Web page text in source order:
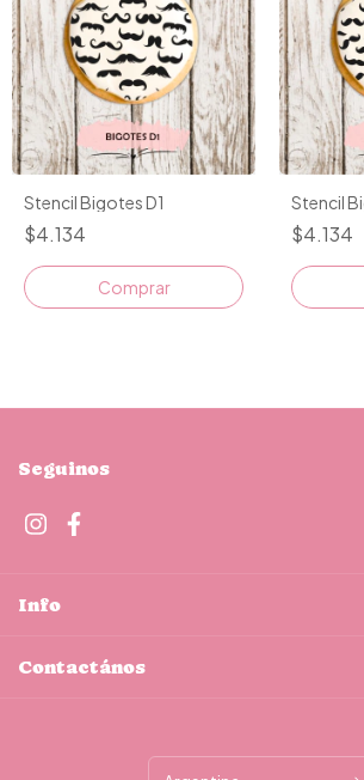
Stencil Bigotes D1
$4.134
Stencil
$4.134
Seguinos
Info
Contactános